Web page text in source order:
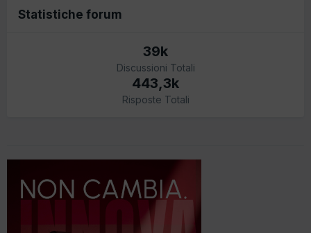
Statistiche forum
39k
Discussioni Totali
443,3k
Risposte Totali